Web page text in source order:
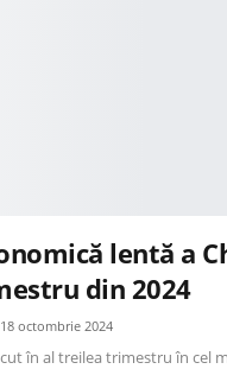
lentă a
din 2024
octombrie 2024
în al treilea trimestru în cel